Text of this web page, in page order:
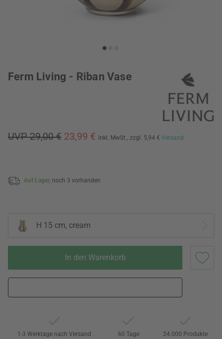
Ferm Living - Riban Vase
UVP 29,00 € 23,99 € inkl. MwSt., zzgl. 5,94 € Versand
Auf Lager, noch 3 vorhanden
H 15 cm, cream
In den Warenkorb
1-3 Werktage nach Versand
60 Tage
24.000 Produkte